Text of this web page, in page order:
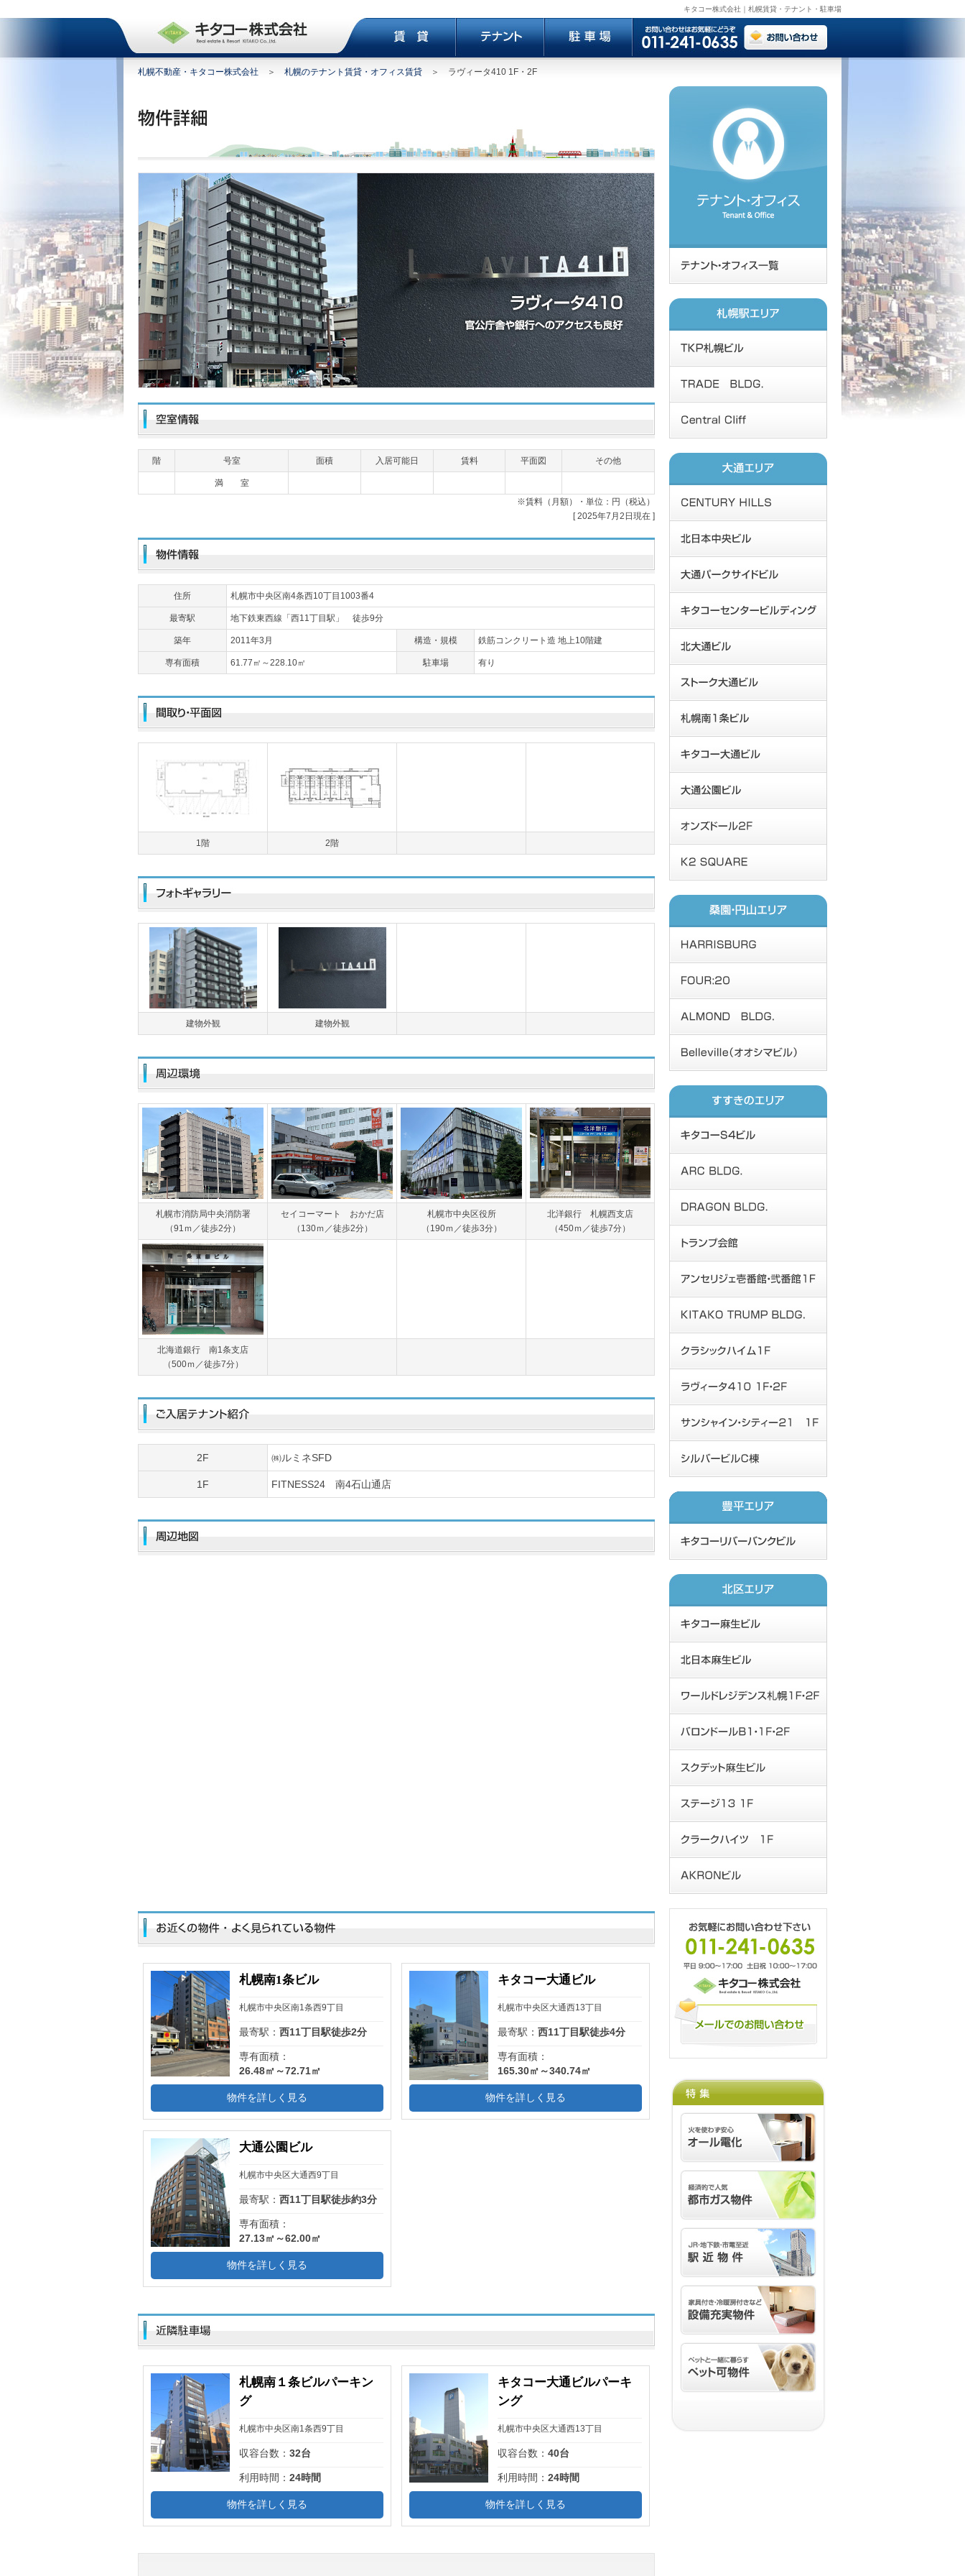
キタコー株式会社｜札幌賃貸・テナント・駐車場
札幌不動産・キタコー株式会社 ＞ 札幌のテナント賃貸・オフィス賃貸 ＞ ラヴィータ410 1F・2F
階 号室 面積 入居可能日 賃料 平面図 その他
満 室
※賃料（月額）・単位：円（税込）
[ 2025年7月2日現在 ]
住所 札幌市中央区南4条西10丁目1003番4
最寄駅 地下鉄東西線「西11丁目駅」 徒歩9分
築年 2011年3月 構造・規模 鉄筋コンクリート造 地上10階建
専有面積 61.77㎡～228.10㎡ 駐車場 有り
1階 2階
建物外観 建物外観
札幌市消防局中央消防署
（91ｍ／徒歩2分）
セイコーマート おかだ店
（130ｍ／徒歩2分）
札幌市中央区役所
（190ｍ／徒歩3分）
北洋銀行 札幌西支店
（450ｍ／徒歩7分）
北海道銀行 南1条支店
（500ｍ／徒歩7分）
2F ㈱ルミネSFD
1F FITNESS24 南4石山通店
札幌南1条ビル
札幌市中央区南1条西9丁目
最寄駅：西11丁目駅徒歩2分
専有面積：
26.48㎡～72.71㎡
物件を詳しく見る
キタコー大通ビル
札幌市中央区大通西13丁目
最寄駅：西11丁目駅徒歩4分
専有面積：
165.30㎡～340.74㎡
物件を詳しく見る
大通公園ビル
札幌市中央区大通西9丁目
最寄駅：西11丁目駅徒歩約3分
専有面積：
27.13㎡～62.00㎡
物件を詳しく見る
札幌南１条ビルパーキン
グ
札幌市中央区南1条西9丁目
収容台数：32台
利用時間：24時間
物件を詳しく見る
キタコー大通ビルパーキ
ング
札幌市中央区大通西13丁目
収容台数：40台
利用時間：24時間
物件を詳しく見る